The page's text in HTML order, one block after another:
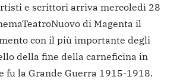
e scrittori arriva mercoledì 28
di Magenta il
con il più importante degli
della fine della carneficina in
fu la Grande Guerra 1915-1918.